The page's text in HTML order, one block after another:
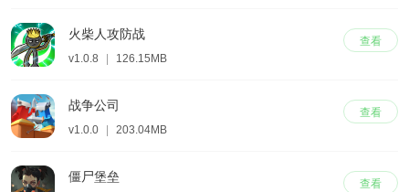
查看
火柴人攻防战
v1.0.8 126.15MB
查看
战争公司
v1.0.0 203.04MB
查看
僵尸堡垒